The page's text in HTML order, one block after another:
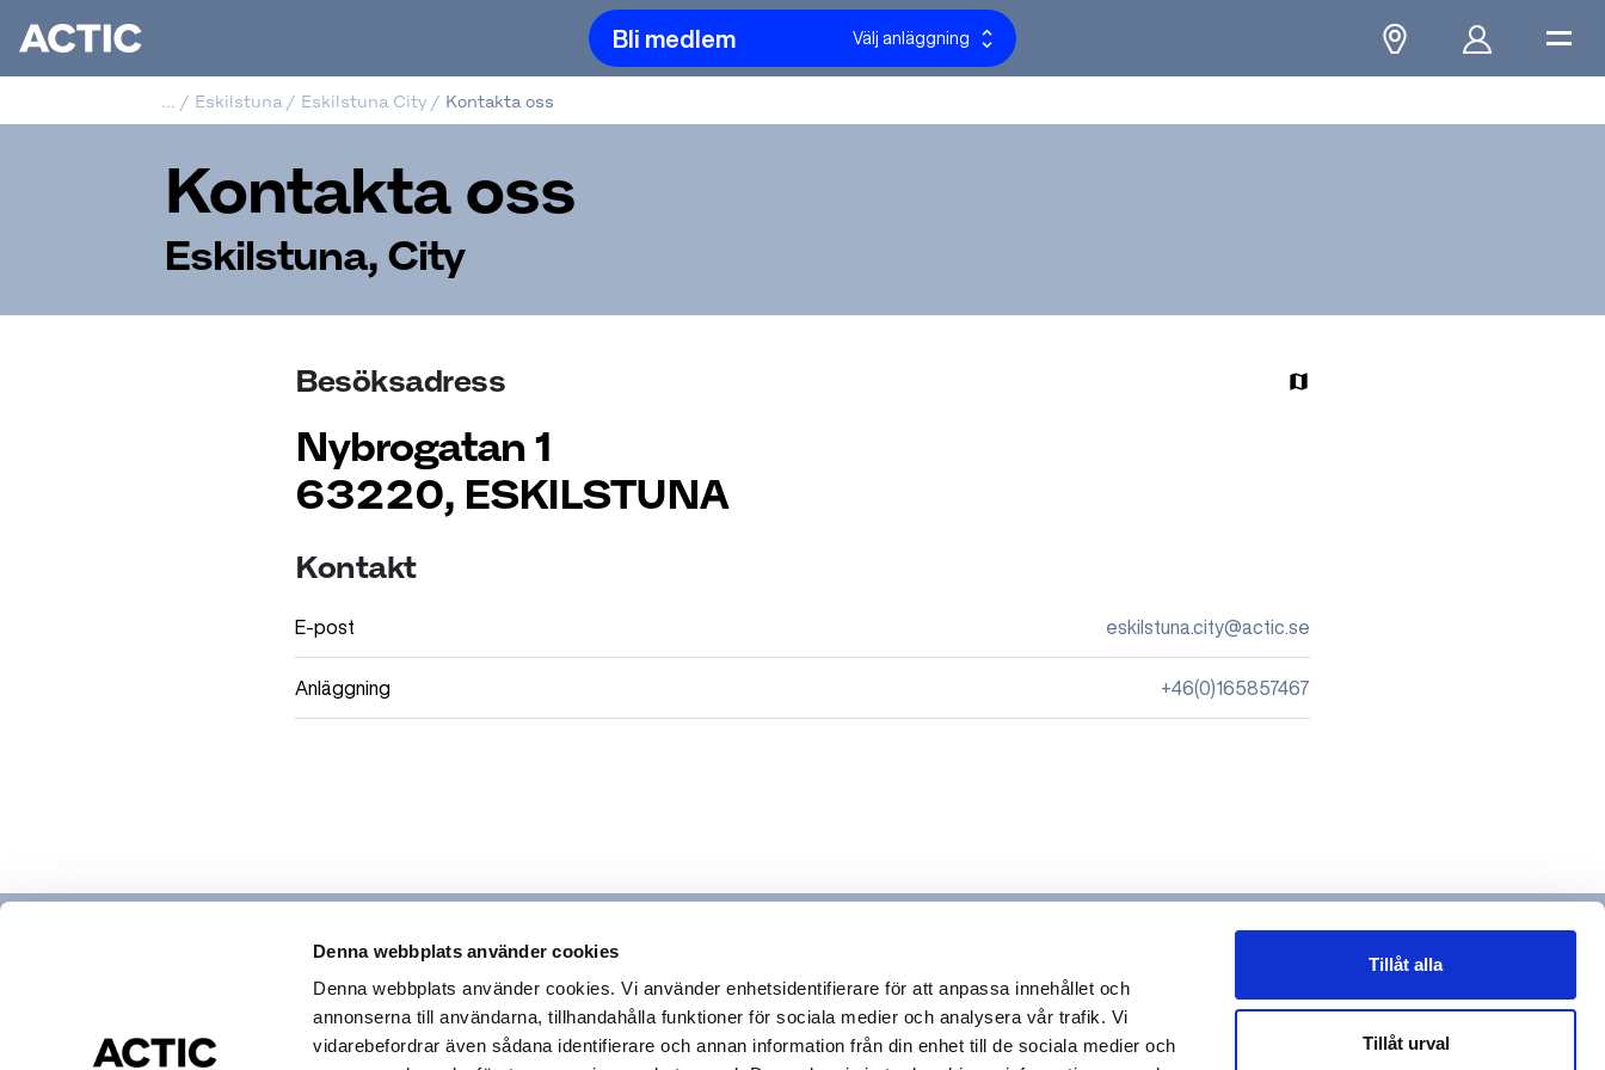
Denna webbplats använder cookies
Denna webbplats använder cookies. Vi använder enhetsidentifierare för att anpassa innehållet och
annonserna till användarna, tillhandahålla funktioner för sociala medier och analysera vår trafik. Vi
vidarebefordrar även sådana identifierare och annan information från din enhet till de sociala medier och
Tillåt alla
Tillåt urval
Bli medlem Välj anläggning
... / Eskilstuna / Eskilstuna City/ Kontakta oss
Kontakta oss
Eskilstuna, City
Besöksadress
Nybrogatan 1
63220, ESKILSTUNA
Kontakt
E-post eskilstuna.city@actic.se
Anläggning +46(0)165857467
Hitta gym & bad
Actic app